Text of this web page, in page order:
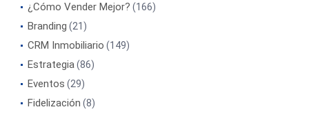
¿Cómo Vender Mejor? (166)
Branding (21)
CRM Inmobiliario (149)
Estrategia(86)
Eventos (29)
Fidelización (8)